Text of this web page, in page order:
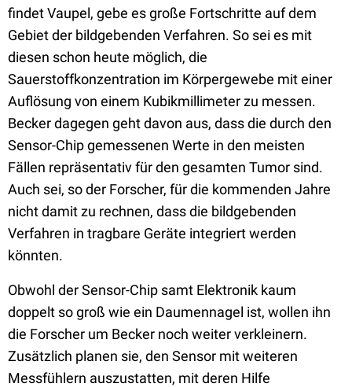
findet Vaupel, gebe es große Fortschritte auf dem
Gebiet der bildgebenden Verfahren. So sei es mit
diesen schon heute möglich, die
Sauerstoffkonzentration im Körpergewebe mit einer
Auflösung von einem Kubikmillimeter zu messen.
Becker dagegen geht davon aus, dass die durch den
Sensor-Chip gemessenen Werte in den meisten
Fällen repräsentativ für den gesamten Tumor sind.
Auch sei, so der Forscher, für die kommenden Jahre
nicht damit zu rechnen, dass die bildgebenden
Verfahren in tragbare Geräte integriert werden
könnten.
Obwohl der Sensor-Chip samt Elektronik kaum
doppelt so groß wie ein Daumennagel ist, wollen ihn
die Forscher um Becker noch weiter verkleinern.
Zusätzlich planen sie, den Sensor mit weiteren
Messfühlern auszustatten, mit deren Hilfe